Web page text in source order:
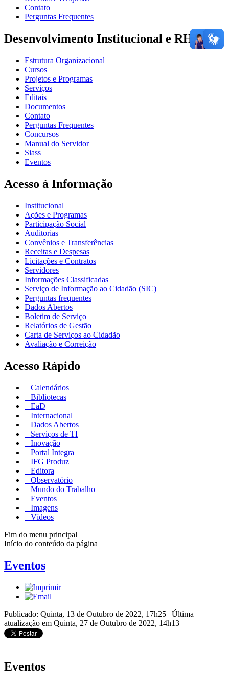
Contato
Perguntas Frequentes
Desenvolvimento Institucional e RH
Estrutura Organizacional
Cursos
Projetos e Programas
Serviços
Editais
Documentos
Contato
Perguntas Frequentes
Concursos
Manual do Servidor
Siass
Eventos
Acesso à Informação
Institucional
Ações e Programas
Participação Social
Auditorias
Convênios e Transferências
Receitas e Despesas
Licitações e Contratos
Servidores
Informações Classificadas
Serviço de Informação ao Cidadão (SIC)
Perguntas frequentes
Dados Abertos
Boletim de Serviço
Relatórios de Gestão
Carta de Serviços ao Cidadão
Avaliação e Correição
Acesso Rápido
Calendários
Bibliotecas
EaD
Internacional
Dados Abertos
Serviços de TI
Inovação
Portal Integra
IFG Produz
Editora
Observatório
Mundo do Trabalho
Eventos
Imagens
Vídeos
Fim do menu principal
Início do conteúdo da página
Eventos
Publicado: Quinta, 13 de Outubro de 2022, 17h25 | Última
atualização em Quinta, 27 de Outubro de 2022, 14h13
Eventos